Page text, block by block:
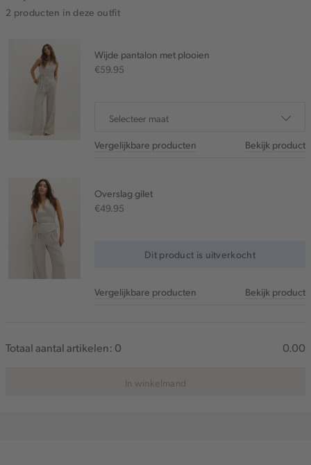
2 producten in deze outfit
Wijde pantalon met plooien
€59.95
Selecteer maat
Vergelijkbare producten Bekijk product
Overslag gilet
€49.95
Dit product is uitverkocht
Vergelijkbare producten Bekijk product
Totaal aantal artikelen: 0 0.00
In winkelmand